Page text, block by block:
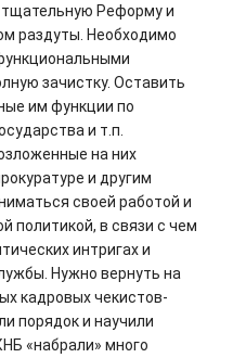
Реформу и
раздуты. Необходимо
зачистку. Оставить
им функции по
и т.п.
на них
и другим
своей работой и
политикой, в связи с чем
интригах и
Нужно вернуть на
кадровых чекистов-
порядок и научили
«набрали» много